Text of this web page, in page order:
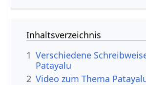
Inhaltsverzeichnis
1 Verschiedene
Patayalu
2 Video zum Thema